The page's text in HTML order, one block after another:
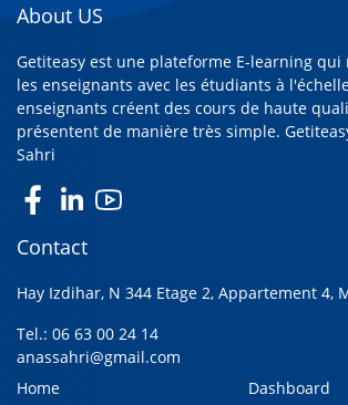
About US
Getiteasy est une plateforme E-learning
les enseignants avec les étudiants à
enseignants créent des cours de haute
présentent de manière très simple.
Sahri
Contact
Hay Izdihar, N 344 Etage 2, Appartement 4,
Tel.: 06 63 00 24 14
anassahri@gmail.com
Home
Dashboard